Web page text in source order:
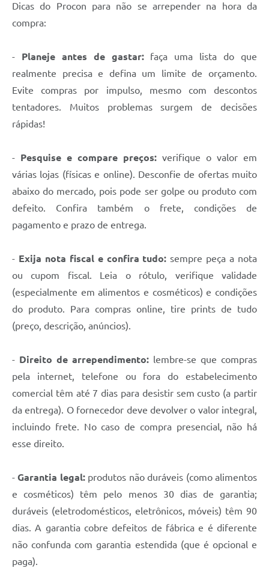
Dicas do Procon para não se arrepender na hora da
compra:
- Planeje antes de gastar: faça uma lista do que
realmente precisa e defina um limite de orçamento.
Evite compras por impulso, mesmo com descontos
tentadores. Muitos problemas surgem de decisões
rápidas!
- Pesquise e compare preços: verifique o valor em
várias lojas (físicas e online). Desconfie de ofertas muito
abaixo do mercado, pois pode ser golpe ou produto com
defeito. Confira também o frete, condições de
pagamento e prazo de entrega.
- Exija nota fiscal e confira tudo: sempre peça a nota
ou cupom fiscal. Leia o rótulo, verifique validade
(especialmente em alimentos e cosméticos) e condições
do produto. Para compras online, tire prints de tudo
(preço, descrição, anúncios).
- Direito de arrependimento: lembre-se que compras
pela internet, telefone ou fora do estabelecimento
comercial têm até 7 dias para desistir sem custo (a partir
da entrega). O fornecedor deve devolver o valor integral,
incluindo frete. No caso de compra presencial, não há
esse direito.
-Garantia legal: produtos não duráveis (como alimentos
e cosméticos) têm pelo menos 30 dias de garantia;
duráveis (eletrodomésticos, eletrônicos, móveis) têm 90
dias. A garantia cobre defeitos de fábrica e é diferente
não confunda com garantia estendida (que é opcional e
paga).